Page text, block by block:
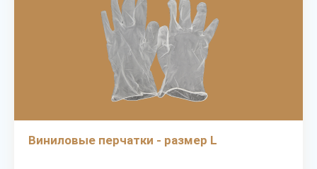
Виниловые перчатки - размер L